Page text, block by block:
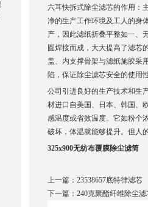
六耳快拆式除尘滤芯的作用：
净的生产工作环境及工人的身
产，因此滤纸折叠平整如一、
圆焊接而成，大大提高了滤芯
盖、内支撑骨架与滤纸施胶采
陷，保证除尘滤芯安全的使用
公司引进良好的生产技术和生
材进口自美国、日本、韩国、
感温度或省效温度。它如粉个
破坏，体温就能够提升。但人
325x900无纺布覆膜除尘滤筒
上一篇： 23538657底特律滤芯
下一篇： 240克聚酯纤维除尘滤